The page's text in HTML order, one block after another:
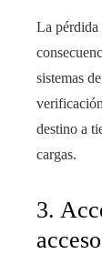
La pérdida
sistemas
destino a
cargas.
3.
acceso